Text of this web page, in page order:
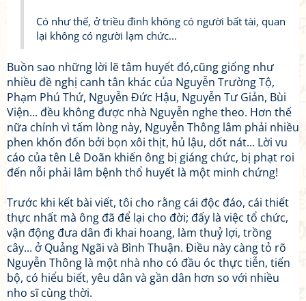
Có như thế, ở triều đình không có người bất tài, quan
lại không có người lạm chức...
Buồn sao những lời lẽ tâm huyết đó,cũng giống như
nhiều đề nghị canh tân khác của Nguyễn Trường Tộ,
Phạm Phú Thứ, Nguyễn Đức Hậu, Nguyễn Tư Giản, Bùi
Viện... đều không được nhà Nguyễn nghe theo. Hơn thế
nữa chính vì tấm lòng này, Nguyễn Thông lâm phải nhiều
phen khốn đốn bởi bọn xôi thịt, hủ lậu, dốt nát... Lời vu
cáo của tên Lê Doãn khiến ông bị giáng chức, bị phạt roi
đến nỗi phải lâm bệnh thổ huyết là một minh chứng!
Trước khi kết bài viết, tôi cho rằng cái độc đáo, cái thiết
thực nhất mà ông đã để lại cho đời; đấy là việc tổ chức,
vận động đưa dân đi khai hoang, làm thuỷ lợi, trồng
cây... ở Quảng Ngãi và Bình Thuận. Điều này càng tỏ rõ
Nguyễn Thông là một nhà nho có đầu óc thực tiễn, tiến
bộ, có hiểu biết, yêu dân và gần dân hơn so với nhiều
nho sĩ cùng thời.